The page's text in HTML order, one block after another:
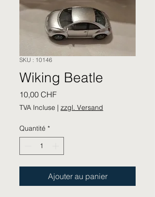
SKU : 10146
Wiking Beatle
10,00 CHFPrix
TVA Incluse | zzgl. Versand
Quantité *
Ajouter au panier